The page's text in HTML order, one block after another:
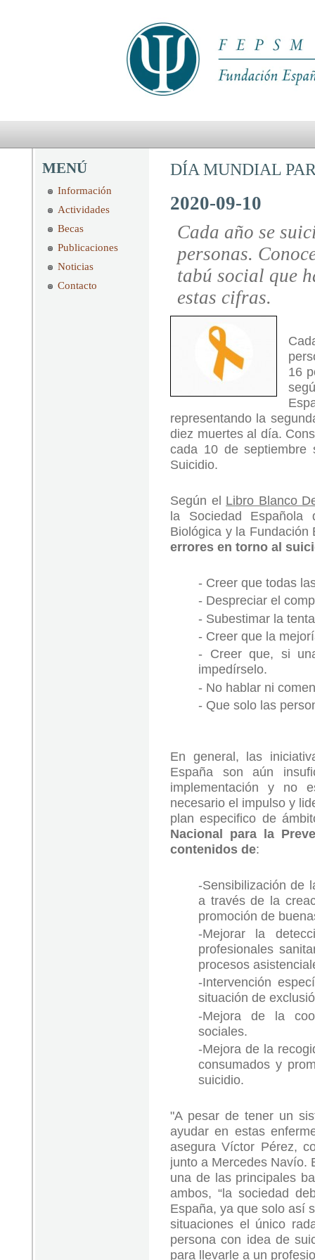
MENÚ
Información
Actividades
Becas
Publicaciones
Noticias
Contacto
DÍA MUNDIAL
2020-09-10
Cada año se
personas.
tabú social que
estas cifras.
16
representando la
diez muertes al día.
cada 10 de septiembre
Suicidio.
Según el Libro Blanco
la Sociedad Española
Biológica y la
errores en torno al
- Creer que todas
- Despreciar el
- Subestimar la
- Creer que la
- Creer que, si
impedírselo.
- No hablar ni
- Que solo las
En general, las
España son aún
implementación y no
necesario el impulso y
plan especifico de
Nacional para la
contenidos de:
-Sensibilización de
a través de la
promoción de
-Mejorar la
profesionales
procesos
-Intervención
situación de
-Mejora de la
sociales.
-Mejora de la
consumados y
suicidio.
"A pesar de tener un
ayudar en estas
asegura Víctor Pérez,
junto a Mercedes Navío.
una de las principales
ambos, “la sociedad
España, ya que solo así
situaciones el único
persona con idea de
para llevarle a un